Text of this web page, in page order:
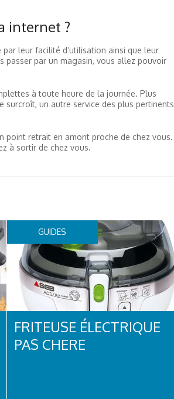
internet ?
leur facilité d’utilisation ainsi que leur
passer par un magasin, vous allez pouvoir
à toute heure de la journée. Plus
surcroît, un autre service des plus pertinents
point retrait en amont proche de chez vous.
à sortir de chez vous.
GUIDES
FRITEUSE ÉLECTRIQUE
PAS CHERE